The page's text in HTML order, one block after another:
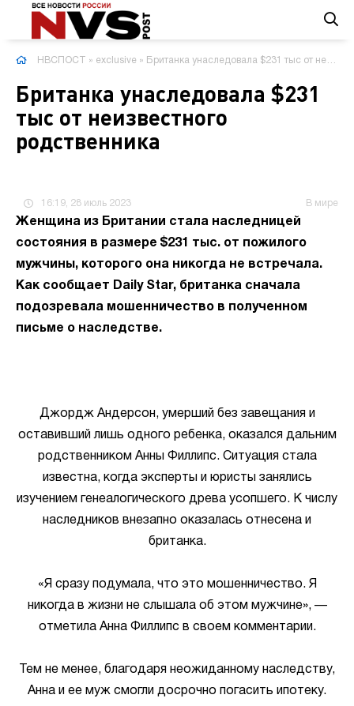
НВСПОСТ » exclusive » Британка унаследовала $231 тыс от неизвестного родственника
Британка унаследовала $231
тыс от неизвестного
родственника
16:19, 28 июль 2023 В мире
Женщина из Британии стала наследницей
состояния в размере $231 тыс. от пожилого
мужчины, которого она никогда не встречала.
Как сообщает Daily Star, британка сначала
подозревала мошенничество в полученном
письме о наследстве.
Джордж Андерсон, умерший без завещания и
оставивший лишь одного ребенка, оказался дальним
родственником Анны Филлипс. Ситуация стала
известна, когда эксперты и юристы занялись
изучением генеалогического древа усопшего. К числу
наследников внезапно оказалась отнесена и
британка.
«Я сразу подумала, что это мошенничество. Я
никогда в жизни не слышала об этом мужчине», —
отметила Анна Филлипс в своем комментарии.
Тем не менее, благодаря неожиданному наследству,
Анна и ее муж смогли досрочно погасить ипотеку.